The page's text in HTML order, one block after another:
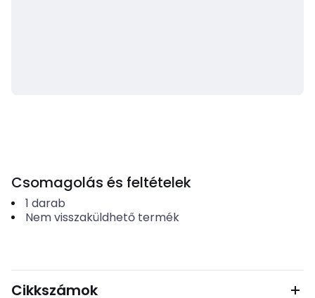
Csomagolás és feltételek
1 darab
Nem visszaküldhető termék
Cikkszámok